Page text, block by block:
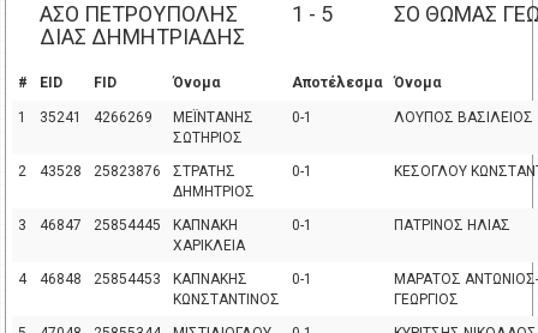
ΑΣΟ ΠΕΤΡΟΥΠΟΛΗΣ
ΔΙΑΣ ΔΗΜΗΤΡΙΑΔΗΣ
1 - 5 ΣΟ ΘΩΜΑΣ
# EID FID Όνομα Αποτέλεσμα Όνομα
1 35241 4266269
ΜΕΪΝΤΑΝΗΣ
ΣΩΤΗΡΙΟΣ
0-1 ΛΟΥΠΟΣ ΒΑΣΙΛΕΙΟΣ
2 43528 25823876
ΣΤΡΑΤΗΣ
ΔΗΜΗΤΡΙΟΣ
0-1 ΚΕΣΟΓΛΟΥ
3 46847 25854445
ΚΑΠΝΑΚΗ
ΧΑΡΙΚΛΕΙΑ
0-1 ΠΑΤΡΙΝΟΣ ΗΛΙΑΣ
4 46848 25854453
ΚΑΠΝΑΚΗΣ
ΚΩΝΣΤΑΝΤΙΝΟΣ
0-1
ΜΑΡΑΤΟΣ ΑΝΤΩΝΙΟΣ-
ΓΕΩΡΓΙΟΣ